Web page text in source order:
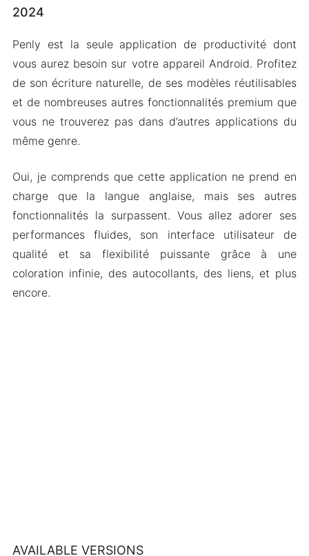
2024
Penly est la seule application de productivité dont
vous aurez besoin sur votre appareil Android. Profitez
de son écriture naturelle, de ses modèles réutilisables
et de nombreuses autres fonctionnalités premium que
vous ne trouverez pas dans d’autres applications du
même genre.
Oui, je comprends que cette application ne prend en
charge que la langue anglaise, mais ses autres
fonctionnalités la surpassent. Vous allez adorer ses
performances fluides, son interface utilisateur de
qualité et sa flexibilité puissante grâce à une
coloration infinie, des autocollants, des liens, et plus
encore.
AVAILABLE VERSIONS